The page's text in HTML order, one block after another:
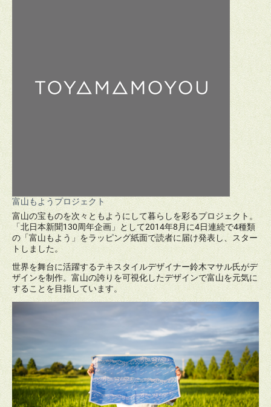
富山もようプロジェクト
富山の宝ものを次々ともようにして暮らしを彩るプロジェクト。
「北日本新聞130周年企画」として2014年8月に4日連続で4種類
の「富山もよう」をラッピング紙面で読者に届け発表し、スター
トしました。
世界を舞台に活躍するテキスタイルデザイナー鈴木マサル氏がデ
ザインを制作。富山の誇りを可視化したデザインで富山を元気に
することを目指しています。